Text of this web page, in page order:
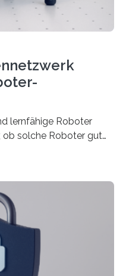
lernfähige Roboter
ob solche Roboter gut
Skłodowska-Curie
werden sich
insgesamt 15
CAVECORE mit
– also mit Robotern,
erfassen,
häufig auch mit…